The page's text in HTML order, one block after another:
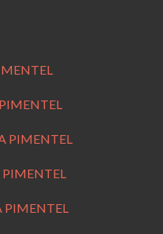
PIMENTEL
PIMENTEL
PIMENTEL